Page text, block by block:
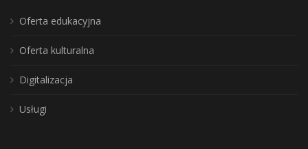
Oferta edukacyjna
Oferta kulturalna
Digitalizacja
Usługi